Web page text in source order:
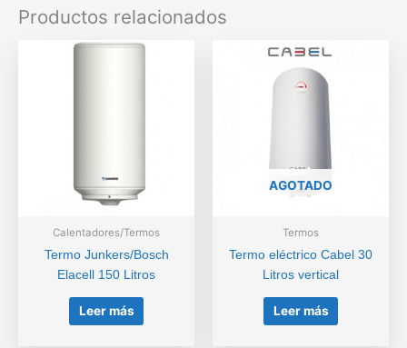
Productos relacionados
Calentadores/Termos
Termo Junkers/Bosch
Elacell 150 Litros
Leer más
AGOTADO
Termos
Termo eléctrico Cabel 30
Litros vertical
Leer más